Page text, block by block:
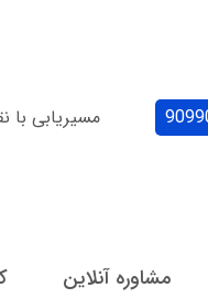
مسیریابی با
مشاوره آنلاین